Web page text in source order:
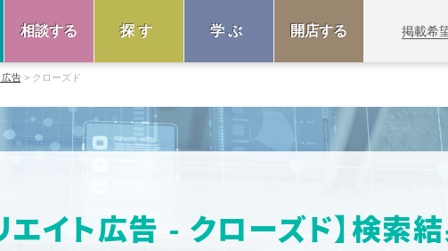
相談する 探す 学ぶ 開店する 掲載希
告 クローズド
エイト広告 - クローズド】検索